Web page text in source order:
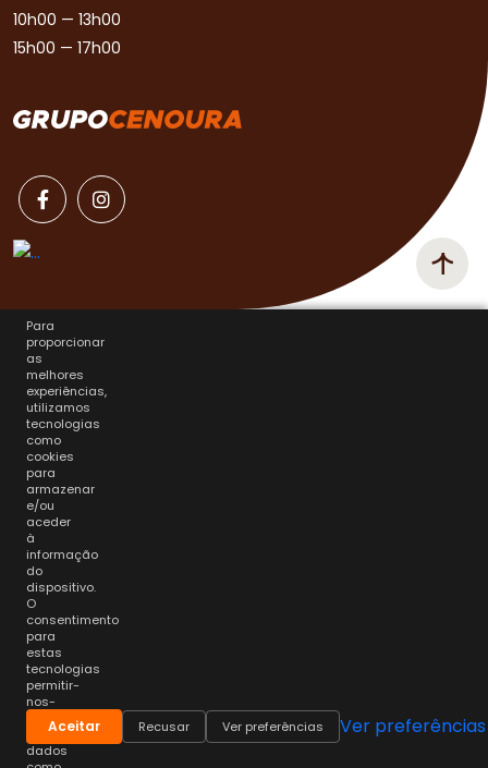
10h00 — 13h00
15h00 — 17h00
Para
proporcionar
as
melhores
experiências,
utilizamos
tecnologias
como
cookies
para
armazenar
e/ou
aceder
à
informação
do
dispositivo.
O
consentimento
para
estas
tecnologias
permitir-
nos-
á
processar
dados
Aceitar Recusar Ver preferências Ver preferências